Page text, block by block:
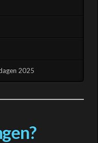
2025